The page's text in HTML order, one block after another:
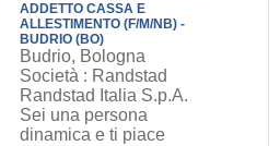
ADDETTO CASSA E
ALLESTIMENTO (F/M/NB) -
BUDRIO (BO)
Budrio, Bologna
Società : Randstad
Randstad Italia S.p.A.
Sei una persona
dinamica e ti piace